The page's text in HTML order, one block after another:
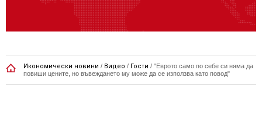
Икономически новини / Видео / Гости / "Еврото само по себе си няма да
повиши цените, но въвеждането му може да се използва като повод"